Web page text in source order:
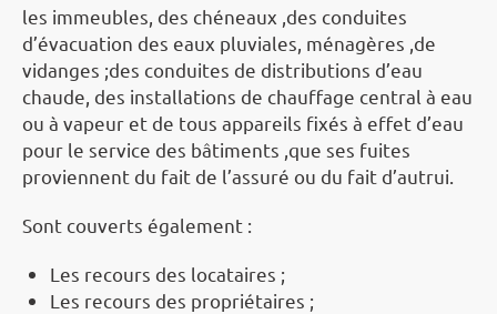
les immeubles, des chéneaux ,des conduites
d’évacuation des eaux pluviales, ménagères ,de
vidanges ;des conduites de distributions d’eau
chaude, des installations de chauffage central à eau
ou à vapeur et de tous appareils fixés à effet d’eau
pour le service des bâtiments ,que ses fuites
proviennent du fait de l’assuré ou du fait d’autrui.
Sont couverts également :
Les recours des locataires ;
Les recours des propriétaires ;